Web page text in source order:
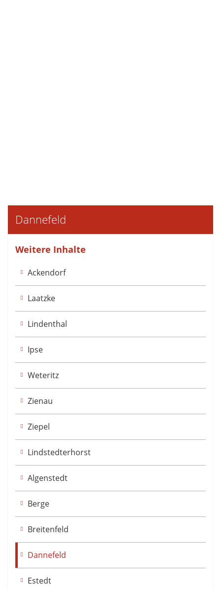
Dannefeld
Weitere Inhalte
Ackendorf
Laatzke
Lindenthal
Ipse
Weteritz
Zienau
Ziepel
Lindstedterhorst
Algenstedt
Berge
Breitenfeld
Dannefeld
Estedt